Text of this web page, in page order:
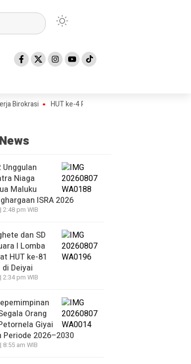
HUT ke-4 Papua Tengah Jadi Titik Awal Program
Unggulan
Niaga
Maluku
ISRA 2026
pm WIB
dan SD
I Lomba
HUT ke-81
di Deiyai
pm WIB
Orang
Giyai
Periode 2026–2030
am WIB